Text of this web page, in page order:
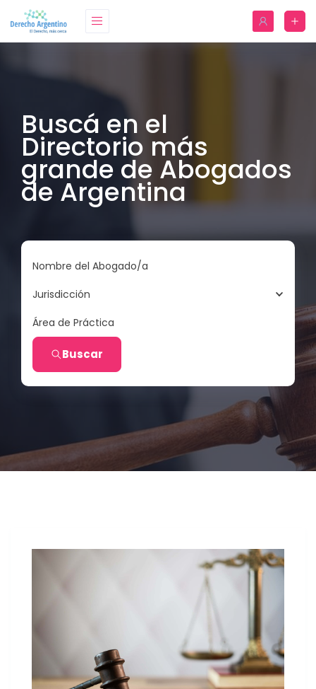
Buscá en el
Directorio más
grande de Abogados
de Argentina
Nombre del Abogado/a
Jurisdicción
Área de Práctica
Buscar